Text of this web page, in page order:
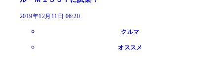
2019年12月11日 06:20
クルマ
オススメ